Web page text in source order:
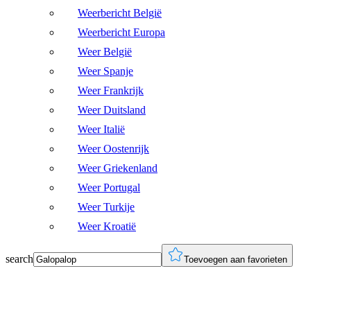
Weerbericht België
Weerbericht Europa
Weer België
Weer Spanje
Weer Frankrijk
Weer Duitsland
Weer Italië
Weer Oostenrijk
Weer Griekenland
Weer Portugal
Weer Turkije
Weer Kroatië
search Toevoegen aan favorieten